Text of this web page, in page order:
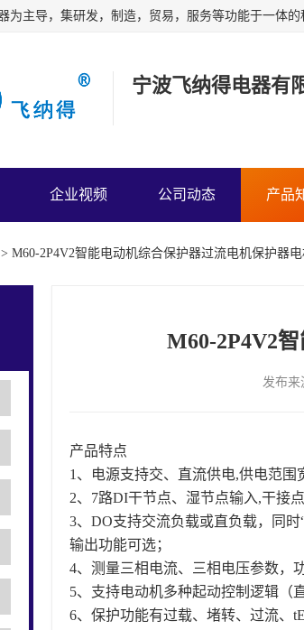
宁波飞纳得电器有
企业视频 公司动态 产品
> M60-2P4V2智能电动机综合保护器过流电机保护器
M60-2P4V2
发布
产品特点
1、电源支持交、直流供电,供电范围
2、7路DI干节点、湿节点输入,干接
3、DO支持交流负载或直负载，同
输出功能可选；
4、测量三相电流、三相电压参数，
5、支持电动机多种起动控制逻辑（
6、保护功能有过载、堵转、过流、